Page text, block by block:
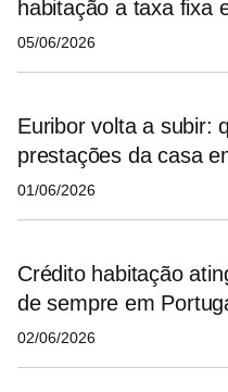
habitação a taxa fixa
05/06/2026
Euribor volta a subir:
prestações da casa
01/06/2026
Crédito habitação
de sempre em
02/06/2026